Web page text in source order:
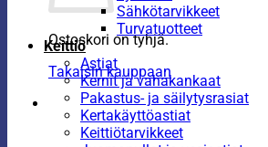
Ostoskori on tyhjä.
Takaisin kauppaan
Sähkötarvikkeet
Turvatuotteet
Keittiö
Astiat
Kernit ja vahakankaat
Pakastus- ja säilytysrasiat
Kertakäyttöastiat
Keittiötarvikkeet